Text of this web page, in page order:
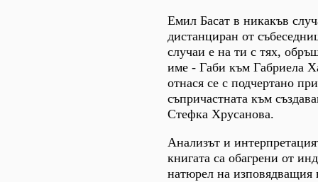
Емил Басат в никакъв
дистанциран от
случаи е на ти с тях,
име - Габи към Габриела
отнася се с подчертано
съпричастната към
Стефка Хрусанова.
Анализът и
книгата са обагрени от
натюрел на изповядващия